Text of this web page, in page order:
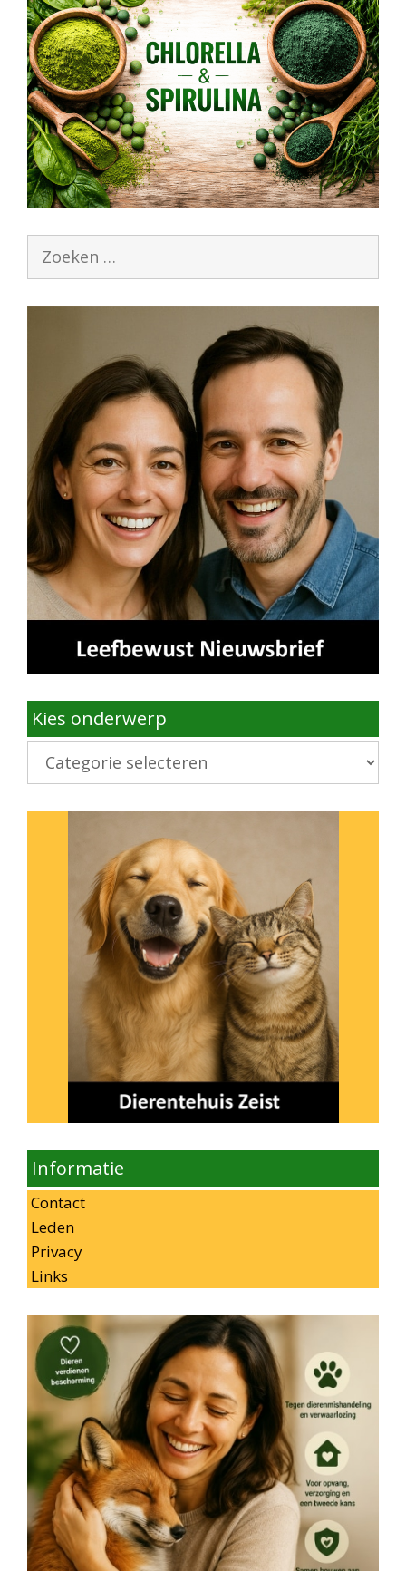
Zoek
Kies onderwerp
Kies
onderwerp
Informatie
Contact
Leden
Privacy
Links